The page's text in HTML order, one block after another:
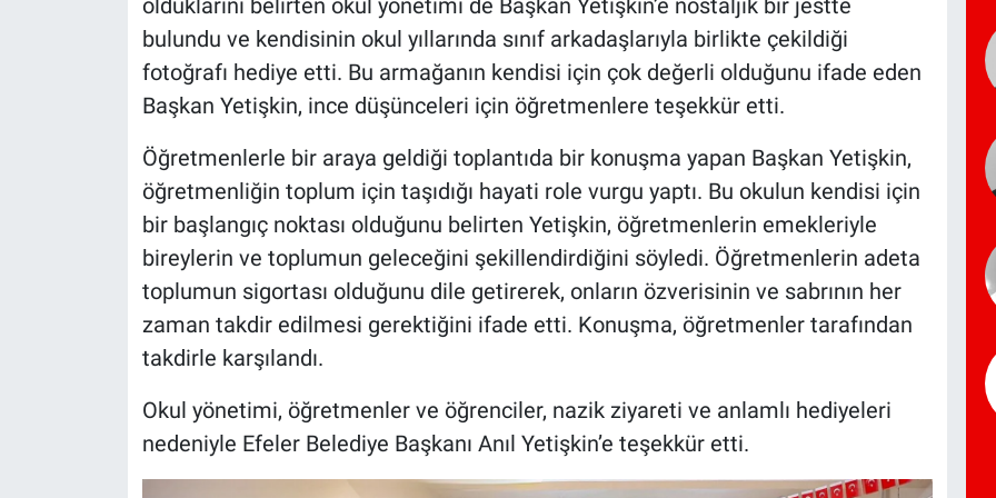
bulundu ve kendisinin okul yıllarında sınıf arkadaşlarıyla birlikte çekildiği
fotoğrafı hediye etti. Bu armağanın kendisi için çok değerli olduğunu ifade eden
Başkan Yetişkin, ince düşünceleri için öğretmenlere teşekkür etti.
Öğretmenlerle bir araya geldiği toplantıda bir konuşma yapan Başkan Yetişkin,
öğretmenliğin toplum için taşıdığı hayati role vurgu yaptı. Bu okulun kendisi için
bir başlangıç noktası olduğunu belirten Yetişkin, öğretmenlerin emekleriyle
bireylerin ve toplumun geleceğini şekillendirdiğini söyledi. Öğretmenlerin adeta
toplumun sigortası olduğunu dile getirerek, onların özverisinin ve sabrının her
zaman takdir edilmesi gerektiğini ifade etti. Konuşma, öğretmenler tarafından
takdirle karşılandı.
Okul yönetimi, öğretmenler ve öğrenciler, nazik ziyareti ve anlamlı hediyeleri
nedeniyle Efeler Belediye Başkanı Anıl Yetişkin’e teşekkür etti.